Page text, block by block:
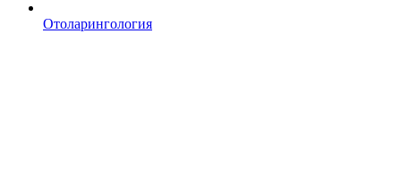
Отоларингология